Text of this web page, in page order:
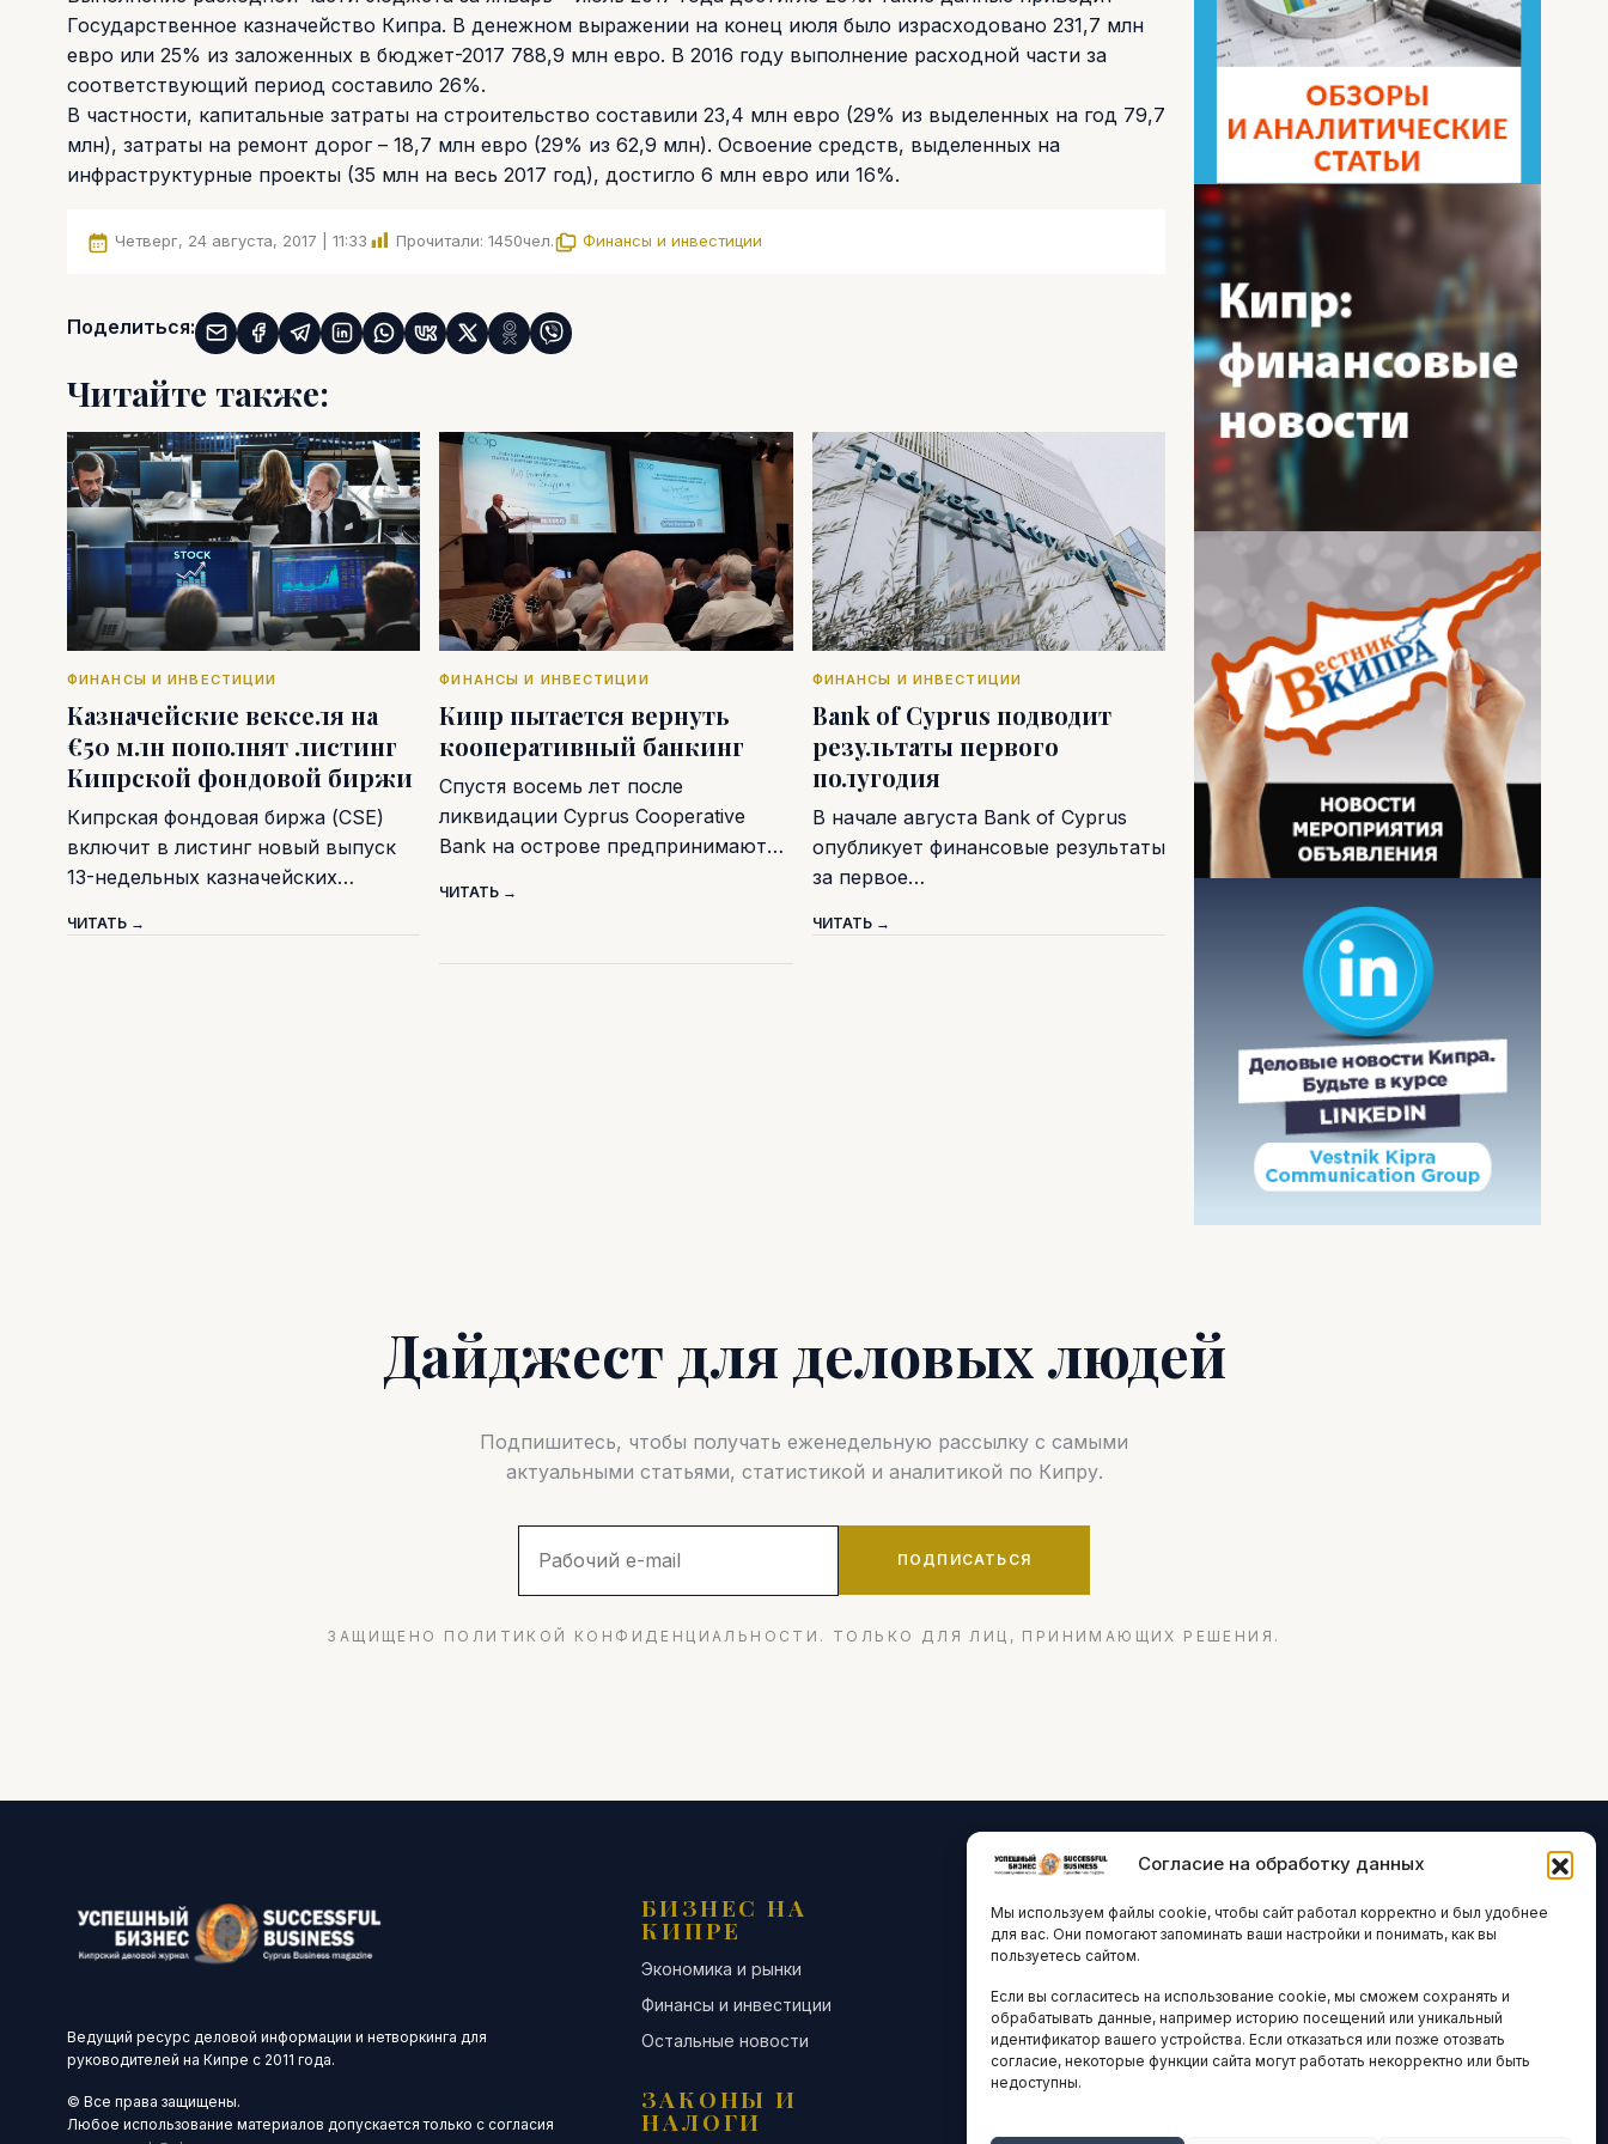
Согласие на обработку данных
Мы используем файлы cookie, чтобы сайт работал корректно и был удобнее
для вас. Они помогают запоминать ваши настройки и понимать, как вы
пользуетесь сайтом.
Если вы согласитесь на использование cookie, мы сможем сохранять и
обрабатывать данные, например историю посещений или уникальный
идентификатор вашего устройства. Если отказаться или позже отозвать
согласие, некоторые функции сайта могут работать некорректно или быть
недоступны.
Государственное казначейство Кипра. В денежном выражении на конец июля было израсходовано 231,7 млн
евро или 25% из заложенных в бюджет-2017 788,9 млн евро. В 2016 году выполнение расходной части за
соответствующий период составило 26%.
В частности, капитальные затраты на строительство составили 23,4 млн евро (29% из выделенных на год 79,7
млн), затраты на ремонт дорог – 18,7 млн евро (29% из 62,9 млн). Освоение средств, выделенных на
инфраструктурные проекты (35 млн на весь 2017 год), достигло 6 млн евро или 16%.
Четверг, 24 августа, 2017 | 11:33 Прочитали: 1450чел. Финансы и инвестиции
Поделиться:
Читайте также:
ФИНАНСЫ И ИНВЕСТИЦИИ
Казначейские векселя на
€50 млн пополнят листинг
Кипрской фондовой биржи
Кипрская фондовая биржа (CSE)
включит в листинг новый выпуск
13-недельных казначейских…
ЧИТАТЬ →
ФИНАНСЫ И ИНВЕСТИЦИИ
Кипр пытается вернуть
кооперативный банкинг
Спустя восемь лет после
ликвидации Cyprus Cooperative
Bank на острове предпринимают…
ЧИТАТЬ →
ФИНАНСЫ И ИНВЕСТИЦИИ
Bank of Cyprus подводит
результаты первого
полугодия
В начале августа Bank of Cyprus
опубликует финансовые результаты
за первое…
ЧИТАТЬ →
Дайджест для деловых людей
Подпишитесь, чтобы получать еженедельную рассылку с самыми
актуальными статьями, статистикой и аналитикой по Кипру.
ПОДПИСАТЬСЯ
ЗАЩИЩЕНО ПОЛИТИКОЙ КОНФИДЕНЦИАЛЬНОСТИ. ТОЛЬКО ДЛЯ ЛИЦ, ПРИНИМАЮЩИХ РЕШЕНИЯ.
Ведущий ресурс деловой информации и нетворкинга для
руководителей на Кипре с 2011 года.
© Все права защищены.
Любое использование материалов допускается только с согласия
БИЗНЕС НА
КИПРЕ
Экономика и рынки
Финансы и инвестиции
Остальные новости
ЗАКОНЫ И
НАЛОГИ
ТЕХНОЛОГИИ И
ИННОВАЦИИ
Стартапы и исследования
Цифровая экономика
Остальные новости
ДЕЛОВОЕ
ARTICLES IN
ENGLISH
НАВИГАЦИЯ
Архив материалов